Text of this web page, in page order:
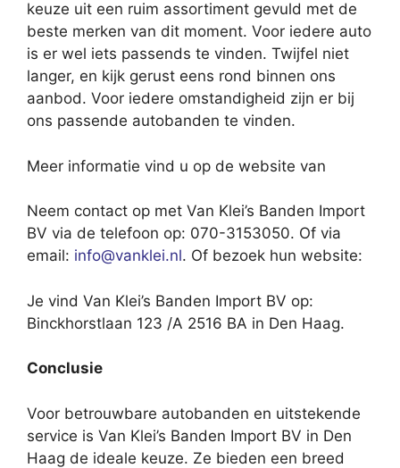
keuze uit een ruim assortiment gevuld met de
beste merken van dit moment. Voor iedere auto
is er wel iets passends te vinden. Twijfel niet
langer, en kijk gerust eens rond binnen ons
aanbod. Voor iedere omstandigheid zijn er bij
ons passende autobanden te vinden.
Meer informatie vind u op de website van
Neem contact op met Van Klei’s Banden Import
BV via de telefoon op: 070-3153050. Of via
email: info@vanklei.nl. Of bezoek hun website:
Je vind Van Klei’s Banden Import BV op:
Binckhorstlaan 123 /A 2516 BA in Den Haag.
Conclusie
Voor betrouwbare autobanden en uitstekende
service is Van Klei’s Banden Import BV in Den
Haag de ideale keuze. Ze bieden een breed